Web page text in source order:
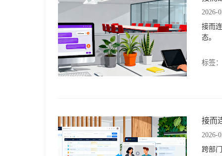
2026-
接而
态。
标签：
接而
2026-
跨部